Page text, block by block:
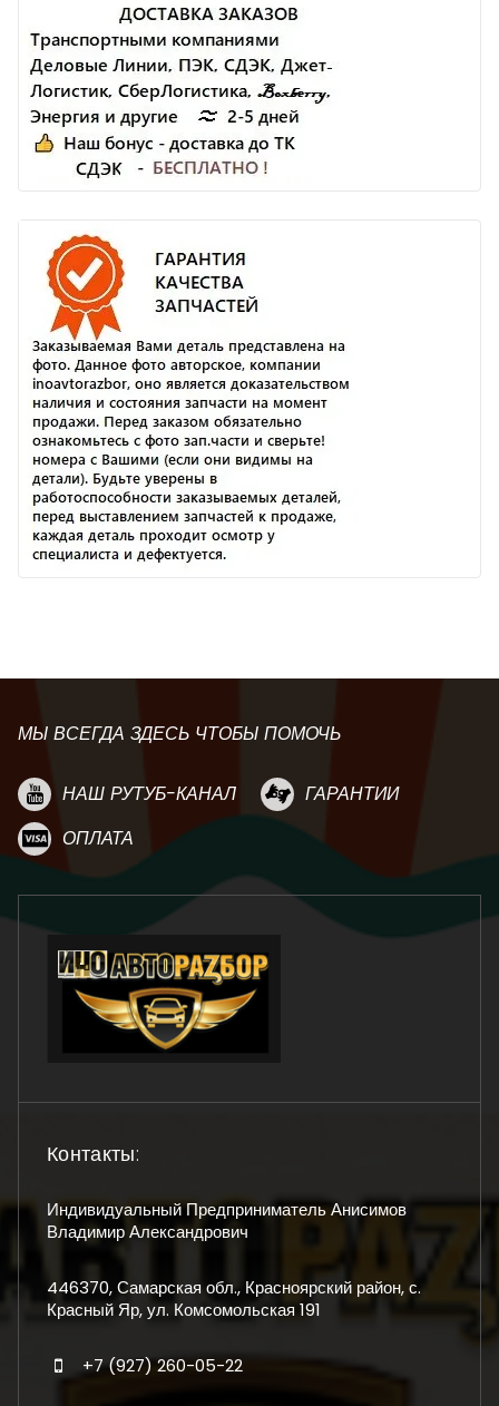
МЫ ВСЕГДА ЗДЕСЬ ЧТОБЫ ПОМОЧЬ
НАШ РУТУБ-КАНАЛ
ГАРАНТИИ
ОПЛАТА
Контакты:
Индивидуальный Предприниматель Анисимов
Владимир Александрович
446370, Самарская обл., Красноярский район, с.
Красный Яр, ул. Комсомольская 191
+7 (927) 260-05-22